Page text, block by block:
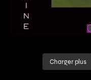
Charger plus